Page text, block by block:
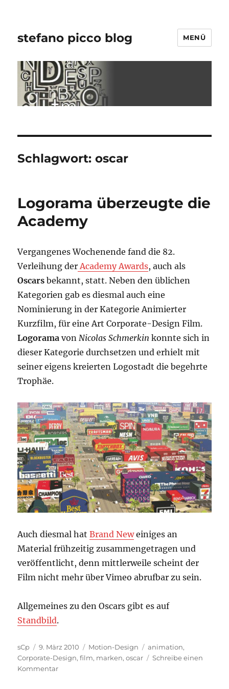
stefano picco blog MENÜ
Schlagwort:oscar
Logorama überzeugte die
Academy
Vergangenes Wochenende fand die 82.
Verleihung derAcademy Awards, auch als
Oscars bekannt, statt. Neben den üblichen
Kategorien gab es diesmal auch eine
Nominierung in der Kategorie Animierter
Kurzfilm, für eine Art Corporate-Design Film.
Logorama vonNicolas Schmerkin konnte sich in
dieser Kategorie durchsetzen und erhielt mit
seiner eigens kreierten Logostadt die begehrte
Trophäe.
Auch diesmal hatBrand Neweiniges an
Material frühzeitig zusammengetragen und
veröffentlicht, denn mittlerweile scheint der
Film nicht mehr über Vimeo abrufbar zu sein.
Allgemeines zu den Oscars gibt es auf
Standbild.
Autor
sCp
Veröffentlicht
am
9. März 2010 Kategorien
Motion-Design Schlagwörter
animation,
Corporate-Design,film, marken,oscar
Schreibe einen
Kommentarzu